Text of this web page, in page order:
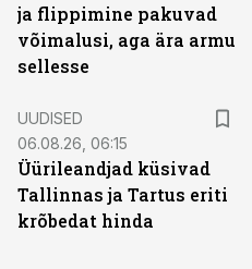
ja flippimine pakuvad
võimalusi, aga ära armu
sellesse
UUDISED
06.08.26, 06:15
Üürileandjad küsivad
Tallinnas ja Tartus eriti
krõbedat hinda